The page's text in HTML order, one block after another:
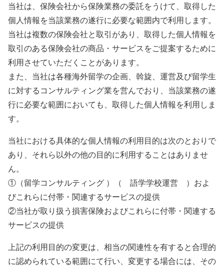
当社は、保険会社から保険業務の委託をうけて、取得した
個人情報を当該業務の遂行に必要な範囲内で利用します。
当社は複数の保険会社と取引があり、取得した個人情報を
取引のある保険会社の商品・サービスをご提案するために
利用させていただくことがあります。
また、当社は各種海外留学の企画、斡旋、運営及び留学生
に対するコンサルティング業を営んでおり、当該業務の遂
行に必要な範囲においても、取得した個人情報を利用しま
す。
当社における具体的な個人情報の利用目的は次のとおりで
あり、それら以外の他の目的に利用することはありませ
ん。
①（留学コンサルティング ）（ 語学学校運営 ）およ
びこれらに付帯・関連するサービスの提供
②当社が取り扱う損害保険およびこれらに付帯・関連する
サービスの提供
上記の利用目的の変更は、相当の関連性を有すると合理的
に認められている範囲にて行い、変更する場合には、その